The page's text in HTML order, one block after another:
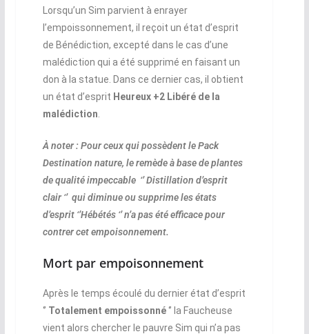
Lorsqu’un Sim parvient à enrayer
l’empoissonnement, il reçoit un état d’esprit
de Bénédiction, excepté dans le cas d’une
malédiction qui a été supprimé en faisant un
don à la statue. Dans ce dernier cas, il obtient
un état d’esprit Heureux +2 Libéré de la
malédiction
À noter : Pour ceux qui possèdent le Pack
Destination nature, le remède à base de plantes
de qualité impeccable ‘’ Distillation d’esprit
clair ‘’ qui diminue ou supprime les états
d’esprit ‘’Hébétés ‘’ n’a pas été efficace pour
contrer cet empoisonnement.
Mort par empoisonnement
Après le temps écoulé du dernier état d’esprit
‘’ Totalement empoissonné‘’ la Faucheuse
vient alors chercher le pauvre Sim qui n’a pas